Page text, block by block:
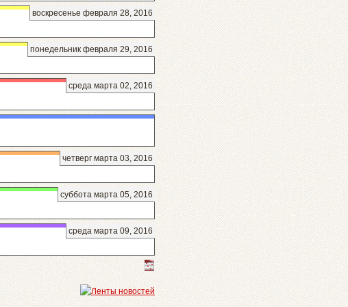
воскресенье февраля 28, 2016
понедельник февраля 29, 2016
среда марта 02, 2016
четверг марта 03, 2016
суббота марта 05, 2016
среда марта 09, 2016